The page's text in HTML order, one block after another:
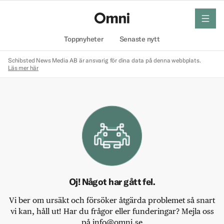
Toppnyheter Senaste nytt
meny
Schibsted News Media AB är ansvarig för dina data på denna webbplats.
Läs mer här
Oj! Något har gått fel.
Vi ber om ursäkt och försöker åtgärda problemet så snart
vi kan, håll ut! Har du frågor eller funderingar? Mejla oss